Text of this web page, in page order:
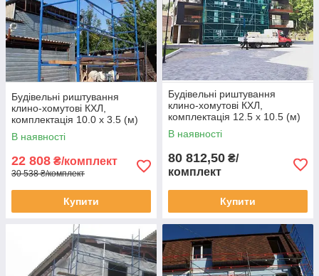
Будівельні риштування
клино-хомутові КХЛ,
комплектація 10.0 х 3.5 (м)
В наявності
22 808 ₴/комплект
30 538 ₴/комплект
Купити
Будівельні риштування
клино-хомутові КХЛ,
комплектація 12.5 х 10.5 (м)
В наявності
80 812,50 ₴/
комплект
Купити